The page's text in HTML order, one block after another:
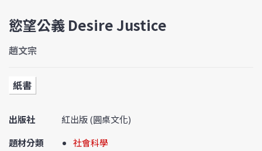
慾望公義 Desire Justice
趙文宗
紙書
出版社
紅出版 (圓桌文化)
題材分類
社會科學